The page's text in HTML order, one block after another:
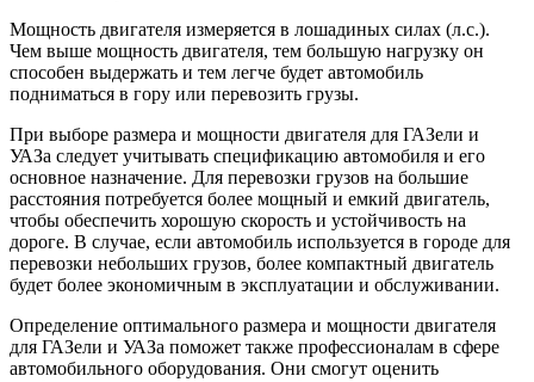
Мощность двигателя измеряется в лошадиных силах (л.с.).
Чем выше мощность двигателя, тем большую нагрузку он
способен выдержать и тем легче будет автомобиль
подниматься в гору или перевозить грузы.
При выборе размера и мощности двигателя для ГАЗели и
УАЗа следует учитывать спецификацию автомобиля и его
основное назначение. Для перевозки грузов на большие
расстояния потребуется более мощный и емкий двигатель,
чтобы обеспечить хорошую скорость и устойчивость на
дороге. В случае, если автомобиль используется в городе для
перевозки небольших грузов, более компактный двигатель
будет более экономичным в эксплуатации и обслуживании.
Определение оптимального размера и мощности двигателя
для ГАЗели и УАЗа поможет также профессионалам в сфере
автомобильного оборудования. Они смогут оценить